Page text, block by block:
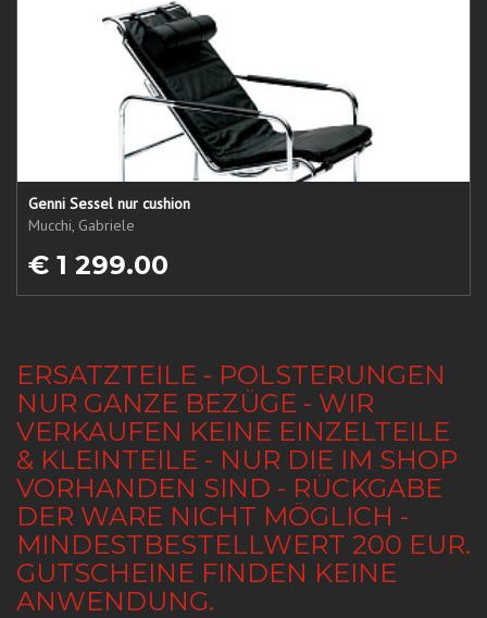
Genni Sessel nur cushion
Mucchi, Gabriele
€ 1 299.00
ERSATZTEILE - POLSTERUNGEN
NUR GANZE BEZÜGE - WIR
VERKAUFEN KEINE EINZELTEILE
& KLEINTEILE - NUR DIE IM SHOP
VORHANDEN SIND - RÜCKGABE
DER WARE NICHT MÖGLICH -
MINDESTBESTELLWERT 200 EUR.
GUTSCHEINE FINDEN KEINE
ANWENDUNG.